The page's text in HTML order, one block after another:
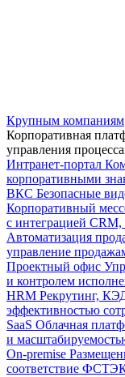
Крупным компаниям
Корпоративная
управления
Интранет-портал
корпоративными
ВКС Безопасные
Корпоративный
с интеграцией CRM,
Автоматизация
управление
Проектный офис
и контролем
HRM Рекрутинг,
эффективностью
SaaS Облачная
и
On-premise
соответствие